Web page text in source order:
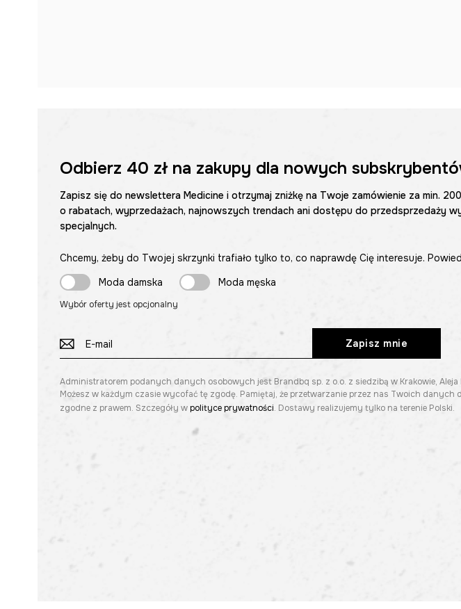
Odbierz 40 złna zakupy dla nowych
Zapisz się do newslettera Medicine i otrzymaj zniżkę na Twoje zamówienie za min.
o rabatach, wyprzedażach, najnowszych trendach ani dostępu do przedsprzedaży
specjalnych.
Chcemy, żeby do Twojej skrzynki trafiało tylko to, co naprawdę Cię interesuje.
Moda damska
Moda męska
Wybór oferty jest opcjonalny
Zapisz mnie
Administratorem podanych danych osobowych jest Brandbq sp. z o.o. z siedzibą w Krakowie, Aleja
Możesz w każdym czasie wycofać tę zgodę. Pamiętaj, że przetwarzanie przez nas Twoich
zgodne z prawem. Szczegóły wpolityce prywatności. Dostawy realizujemy tylko na terenie Polski.